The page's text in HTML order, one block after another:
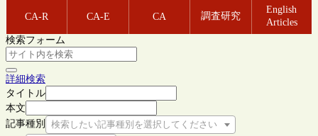
CA-R CA-E CA 調査研究
English
Articles
検索フォーム
詳細検索
タイトル
本文
記事種別
検索したい記事種別を選択してください